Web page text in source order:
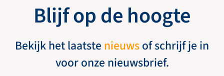
Blijf op de hoogte
Bekijk het laatste nieuwsof schrijf je in
voor onze nieuwsbrief.